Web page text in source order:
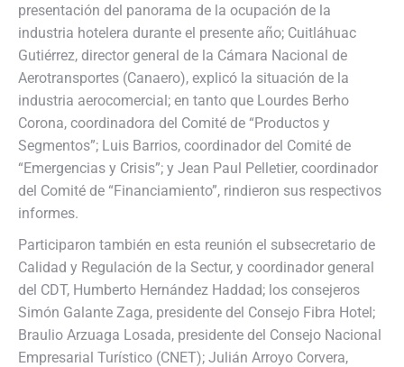
presentación del panorama de la ocupación de la
industria hotelera durante el presente año; Cuitláhuac
Gutiérrez, director general de la Cámara Nacional de
Aerotransportes (Canaero), explicó la situación de la
industria aerocomercial; en tanto que Lourdes Berho
Corona, coordinadora del Comité de “Productos y
Segmentos”; Luis Barrios, coordinador del Comité de
“Emergencias y Crisis”; y Jean Paul Pelletier, coordinador
del Comité de “Financiamiento”, rindieron sus respectivos
informes.
Participaron también en esta reunión el subsecretario de
Calidad y Regulación de la Sectur, y coordinador general
del CDT, Humberto Hernández Haddad; los consejeros
Simón Galante Zaga, presidente del Consejo Fibra Hotel;
Braulio Arzuaga Losada, presidente del Consejo Nacional
Empresarial Turístico (CNET); Julián Arroyo Corvera,